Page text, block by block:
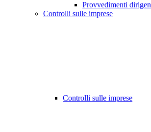
Provvedimenti
Controlli sulle imprese
Controlli sulle imprese